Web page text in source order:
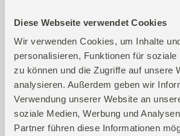
Diese Webseite verwendet Cookies
Wir verwenden Cookies, um Inhalte
personalisieren, Funktionen für soziale
zu können und die Zugriffe auf unsere
analysieren. Außerdem geben wir
Verwendung unserer Website an
soziale Medien, Werbung und
Partner führen diese Informationen
ergonomisch geformt,
Klingenführung im Cuttermesser
sicheres Abbrechen der Klinge,
Arretierung, für 18 mm
Format